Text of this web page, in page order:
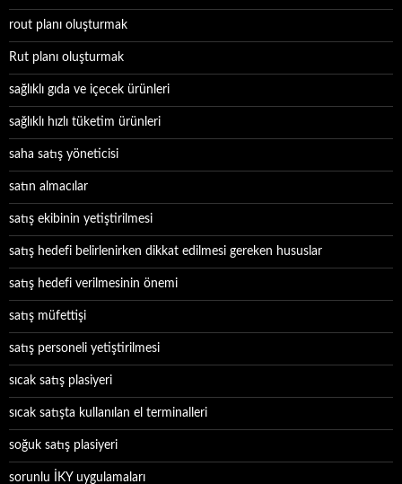
rout planı oluşturmak
Rut planı oluşturmak
sağlıklı gıda ve içecek ürünleri
sağlıklı hızlı tüketim ürünleri
saha satış yöneticisi
satın almacılar
satış ekibinin yetiştirilmesi
satış hedefi belirlenirken dikkat edilmesi gereken hususlar
satış hedefi verilmesinin önemi
satış müfettişi
satış personeli yetiştirilmesi
sıcak satış plasiyeri
sıcak satışta kullanılan el terminalleri
soğuk satış plasiyeri
sorunlu İKY uygulamaları